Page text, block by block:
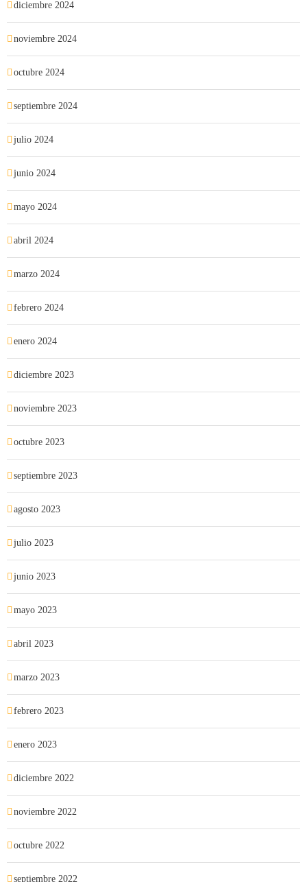
diciembre 2024
noviembre 2024
octubre 2024
septiembre 2024
julio 2024
junio 2024
mayo 2024
abril 2024
marzo 2024
febrero 2024
enero 2024
diciembre 2023
noviembre 2023
octubre 2023
septiembre 2023
agosto 2023
julio 2023
junio 2023
mayo 2023
abril 2023
marzo 2023
febrero 2023
enero 2023
diciembre 2022
noviembre 2022
octubre 2022
septiembre 2022